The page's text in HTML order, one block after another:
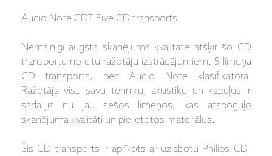
Audio Note CDT Five CD transports.
Nemainīgi augsta skanējuma kvalitāte atšķir šo CD
transportu no citu ražotāju izstrādājumiem. 5 līmeņa
CD transports, pēc Audio Note klasifikatora.
Ražotājs visu savu tehniku, akustiku un kabeļus ir
sadalijis nu jau sešos līmeņos, kas atspoguļo
skanējuma kvalitāti un pielietotos materiālus.
Šis CD transports ir aprīkots ar uzlabotu Philips CD-